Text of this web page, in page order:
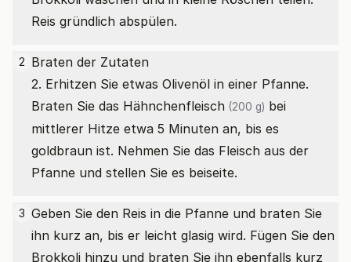
Reis gründlich abspülen.
2 Braten der Zutaten
2. Erhitzen Sie etwas Olivenöl in einer Pfanne.
Braten Sie das Hähnchenfleisch (200 g) bei
mittlerer Hitze etwa 5 Minuten an, bis es
goldbraun ist. Nehmen Sie das Fleisch aus der
Pfanne und stellen Sie es beiseite.
3 Geben Sie den Reis in die Pfanne und braten Sie
ihn kurz an, bis er leicht glasig wird. Fügen Sie den
Brokkoli hinzu und braten Sie ihn ebenfalls kurz